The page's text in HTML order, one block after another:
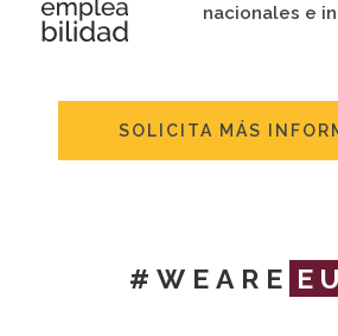
nacionales e
SOLICITA MÁS
#WEARE